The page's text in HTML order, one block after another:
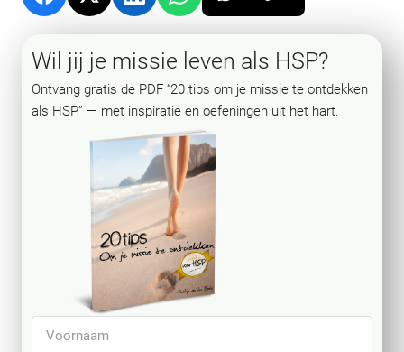
Wil jij je missie leven als HSP?
Ontvang gratis de PDF “20 tips om je missie te ontdekken
als HSP” — met inspiratie en oefeningen uit het hart.